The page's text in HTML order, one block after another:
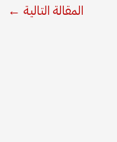
المقالة التالية ←